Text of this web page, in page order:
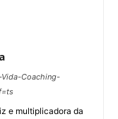
Coaching-
e multiplicadora da